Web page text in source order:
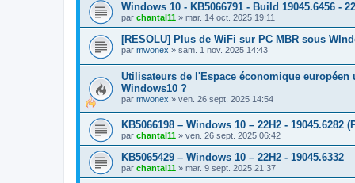
Windows 10 - KB5066791 - Build 19045.6456 -
par chantal11 » mar. 14 oct. 2025 19:11
[RESOLU] Plus de WiFi sur PC MBR sous
par mwonex » sam. 1 nov. 2025 14:43
Utilisateurs de l'Espace économique
Windows10 ?
par mwonex » ven. 26 sept. 2025 14:54
KB5066198 – Windows 10 – 22H2 - 19045.6282
par chantal11 » ven. 26 sept. 2025 06:42
KB5065429 – Windows 10 – 22H2 - 19045.6332
par chantal11 » mar. 9 sept. 2025 21:37